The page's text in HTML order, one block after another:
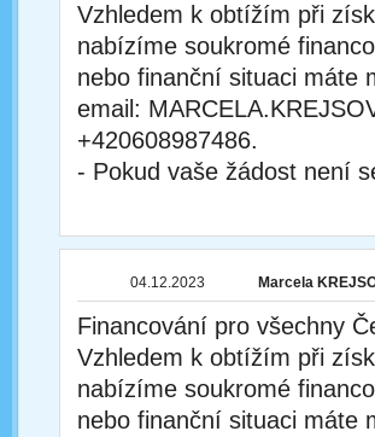
Vzhledem k obtížím při
nabízíme soukromé
nebo finanční situaci máte
email:
+420608987486.
- Pokud vaše žádost není
04.12.2023 Marcela
Financování pro všechny
Vzhledem k obtížím při
nabízíme soukromé
nebo finanční situaci máte